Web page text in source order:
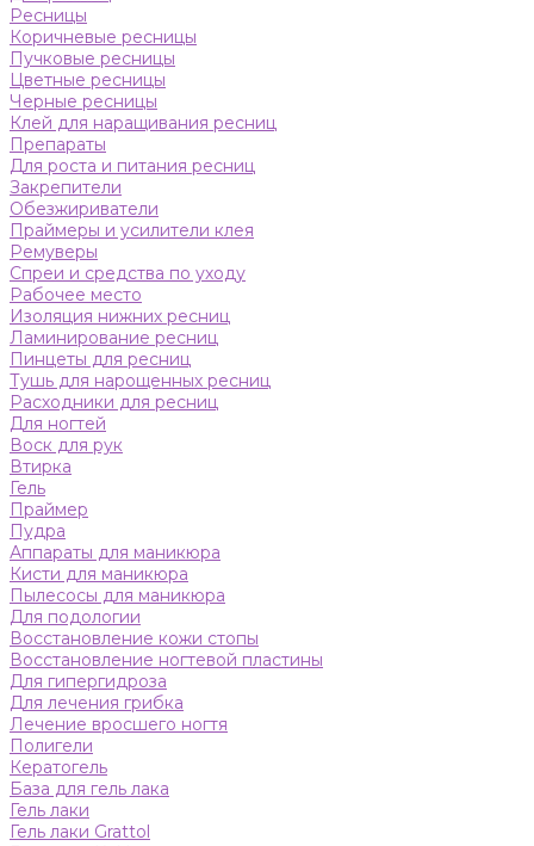
Ресницы
Коричневые ресницы
Пучковые ресницы
Цветные ресницы
Черные ресницы
Клей для наращивания ресниц
Препараты
Для роста и питания ресниц
Закрепители
Обезжириватели
Праймеры и усилители клея
Ремуверы
Спреи и средства по уходу
Рабочее место
Изоляция нижних ресниц
Ламинирование ресниц
Пинцеты для ресниц
Тушь для нарощенных ресниц
Расходники для ресниц
Для ногтей
Воск для рук
Втирка
Гель
Праймер
Пудра
Аппараты для маникюра
Кисти для маникюра
Пылесосы для маникюра
Для подологии
Восстановление кожи стопы
Восстановление ногтевой пластины
Для гипергидроза
Для лечения грибка
Лечение вросшего ногтя
Полигели
Кератогель
База для гель лака
Гель лаки
Гель лаки Grattol